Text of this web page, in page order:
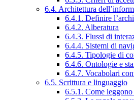
6.4. Architettura
6.4.1. Definire
6.4.2. Alberatura
6.4.3. Flussi di
6.4.4. Sistemi di
6.4.5. Tipologie di
6.4.6. Ontologie e
6.4.7. Vocabolari
6.5. Scrittura e linguaggio
6.5.1. Come